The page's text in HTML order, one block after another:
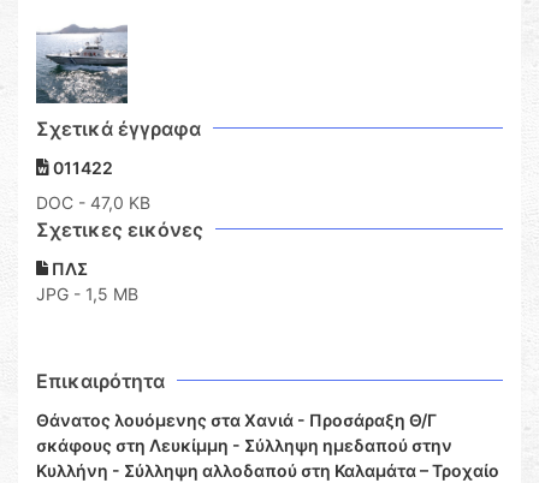
Σχετικά έγγραφα
011422
DOC - 47,0 KB
Σχετικες εικόνες
ΠΛΣ
JPG - 1,5 MB
Επικαιρότητα
Θάνατος λουόμενης στα Χανιά - Προσάραξη Θ/Γ
σκάφους στη Λευκίμμη - Σύλληψη ημεδαπού στην
Κυλλήνη - Σύλληψη αλλοδαπού στη Καλαμάτα – Τροχαίο